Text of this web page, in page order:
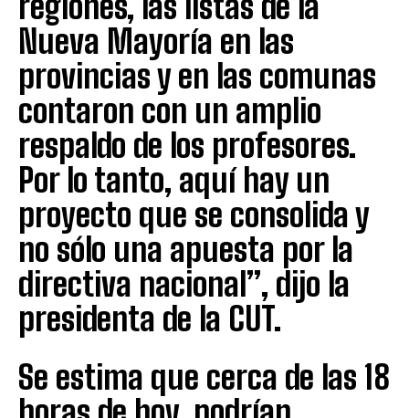
Nueva Mayoría en las
provincias y en las comunas
contaron con un amplio
respaldo de los profesores.
Por lo tanto, aquí hay un
proyecto que se consolida y
no sólo una apuesta por la
directiva nacional”, dijo la
presidenta de la CUT.
Se estima que cerca de las 18